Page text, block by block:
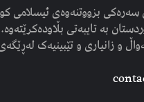
بزووتنەوەی ئیسلامی
بە تایبەتی بڵاودەکرێتەوە.
و زانیاری و تێبینیەک